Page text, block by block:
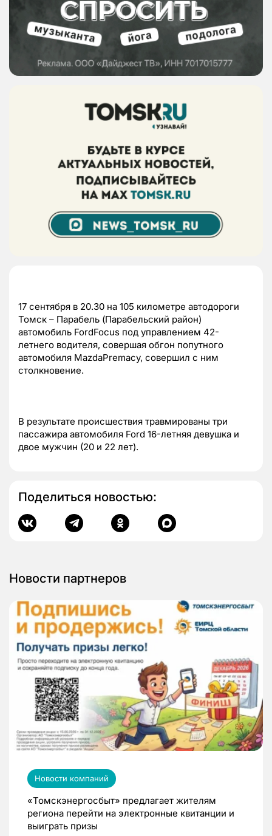
17 сентября в 20.30 на 105 километре автодороги
Томск – Парабель (Парабельский район)
автомобиль FordFocus под управлением 42-
летнего водителя, совершая обгон попутного
автомобиля MazdaPremacy, совершил с ним
столкновение.
В результате происшествия травмированы три
пассажира автомобиля Ford 16-летняя девушка и
двое мужчин (20 и 22 лет).
Поделиться новостью:
Новости партнеров
Новости компаний
«Томскэнергосбыт» предлагает жителям
региона перейти на электронные квитанции и
выиграть призы